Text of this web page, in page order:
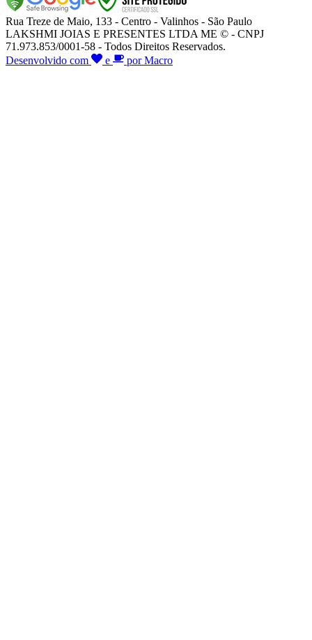
Rua Treze de Maio, 133 - Centro - Valinhos - São Paulo
LAKSHMI JOIAS E PRESENTES LTDA ME © - CNPJ
71.973.853/0001-58 - Todos Direitos Reservados.
Desenvolvido com
e por Macro